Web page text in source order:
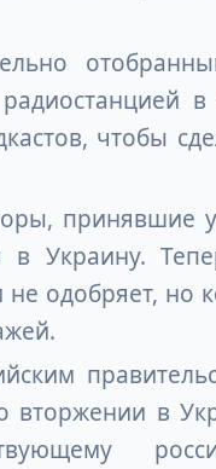
в
чтобы
принявшие
Украину.
одобряет, но
вторжении в